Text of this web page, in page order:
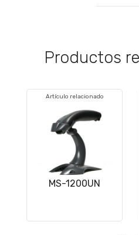
Productos
Artículo relacionado
MS-1200UN